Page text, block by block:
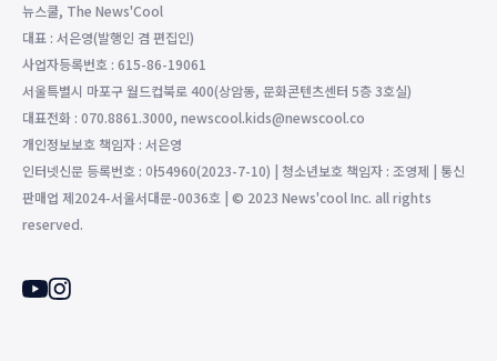
뉴스쿨, The News'Cool
대표 : 서은영(발행인 겸 편집인)
사업자등록번호 : 615-86-19061
서울특별시 마포구 월드컵북로 400(상암동, 문화콘텐츠센터 5층 3호실)
대표전화 : 070.8861.3000, newscool.kids@newscool.co
개인정보보호 책임자 : 서은영
인터넷신문 등록번호 : 아54960(2023-7-10) | 청소년보호 책임자 : 조영제 | 통신
판매업 제2024-서울서대문-0036호 | © 2023 News'cool Inc. all rights
reserved.